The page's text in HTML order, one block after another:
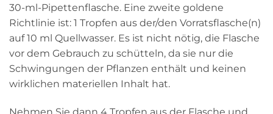
30-ml-Pipettenflasche. Eine zweite goldene
Richtlinie ist: 1 Tropfen aus der/den Vorratsflasche(n)
auf 10 ml Quellwasser. Es ist nicht nötig, die Flasche
vor dem Gebrauch zu schütteln, da sie nur die
Schwingungen der Pflanzen enthält und keinen
wirklichen materiellen Inhalt hat.
Nehmen Sie dann 4 Tropfen aus der Flasche und